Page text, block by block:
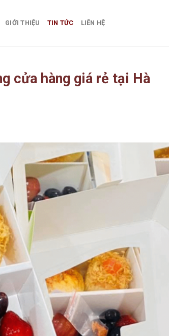
GIỚI THIỆU TIN TỨC LIÊN HỆ
cửa hàng giá rẻ tại Hà